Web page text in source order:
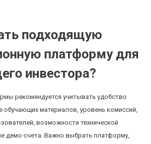
подходящую
платформу для
инвестора?
рекомендуется учитывать удобство
обучающих материалов, уровень комиссий,
возможности технической
демо-счета. Важно выбрать платформу,